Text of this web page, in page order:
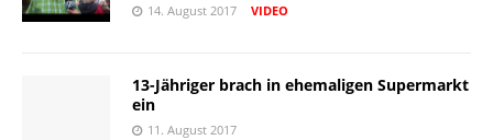
14. August 2017 VIDEO
13-Jähriger brach in ehemaligen Supermarkt
ein
11. August 2017